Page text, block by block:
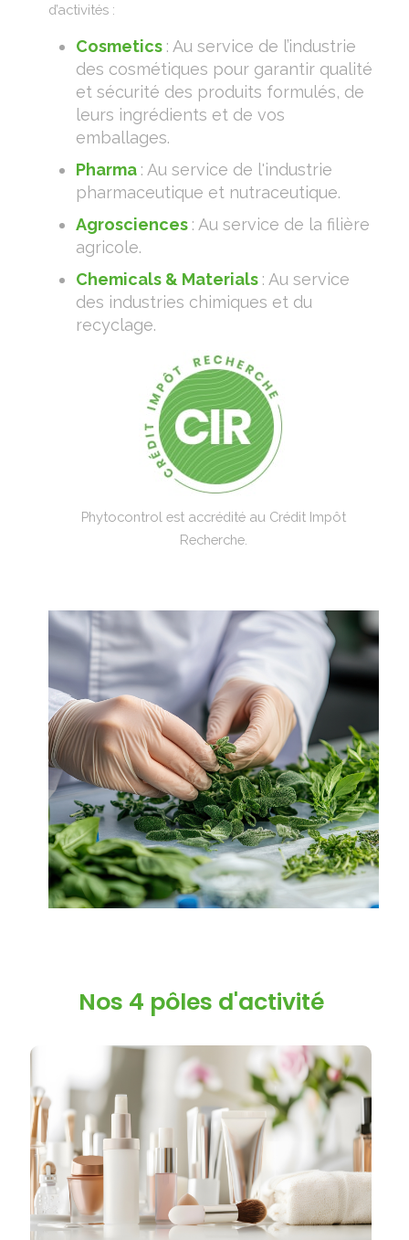
d’activités :
Cosmetics : Au service de l’industrie
des cosmétiques pour garantir qualité
et sécurité des produits formulés, de
leurs ingrédients et de vos
emballages.
Pharma : Au service de l'industrie
pharmaceutique et nutraceutique.
Agrosciences : Au service de la filière
agricole.
Chemicals & Materials : Au service
des industries chimiques et du
recyclage.
Phytocontrol est accrédité au Crédit Impôt
Recherche.
Nos 4 pôles d'activité